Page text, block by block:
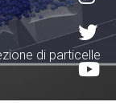
di particelle